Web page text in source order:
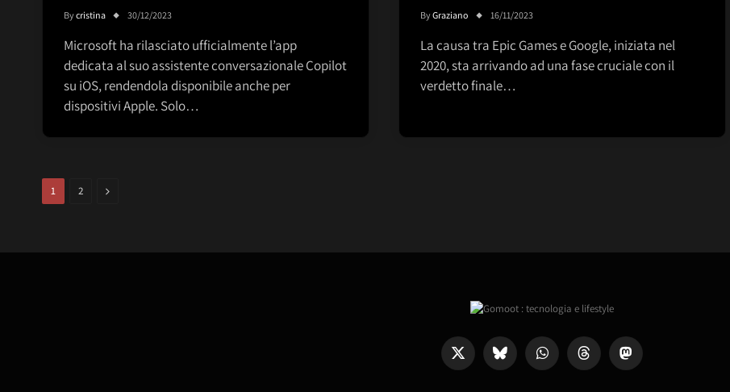
Bycristina 30/12/2023
Microsoft ha rilasciato ufficialmente l’app
dedicata al suo assistente conversazionale Copilot
su iOS, rendendola disponibile anche per
dispositivi Apple. Solo…
ByGraziano 16/11/2023
La causa tra Epic Games e Google, iniziata nel
2020, sta arrivando ad una fase cruciale con il
verdetto finale…
1 2 Next
X
Bluesky WhatsAppThreads Mastodon